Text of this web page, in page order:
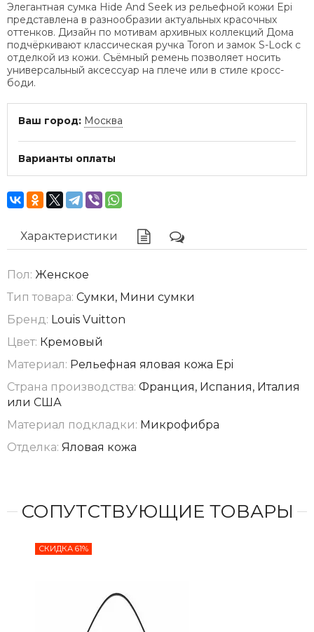
Элегантная сумка Hide And Seek из рельефной кожи Epi
представлена в разнообразии актуальных красочных
оттенков. Дизайн по мотивам архивных коллекций Дома
подчёркивают классическая ручка Toron и замок S-Lock с
отделкой из кожи. Съёмный ремень позволяет носить
универсальный аксессуар на плече или в стиле кросс-
боди.
Ваш город: Москва
Варианты оплаты
Характеристики
Пол: Женское
Тип товара: Сумки, Мини сумки
Бренд: Louis Vuitton
Цвет: Кремовый
Материал: Рельефная яловая кожа Epi
Страна производства: Франция, Испания, Италия
или США
Материал подкладки: Микрофибра
Отделка: Яловая кожа
СОПУТСТВУЮЩИЕ ТОВАРЫ
СКИДКА 61%